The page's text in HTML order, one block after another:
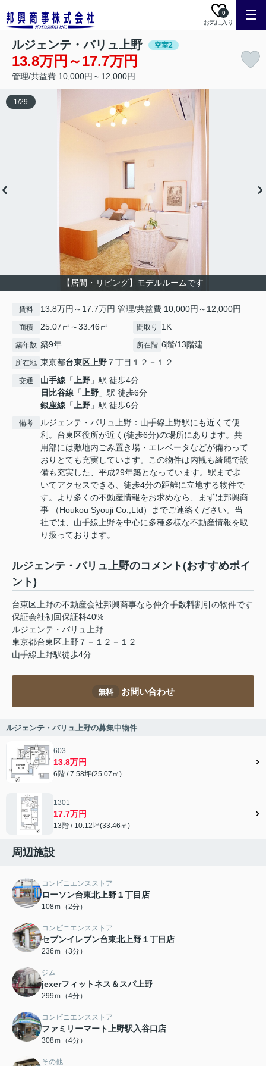
お気に入り
0
ルジェンテ・バリュ上野 空室2
13.8万円～17.7万円
管理/共益費 10,000円～12,000円
【居間・リビング】モデルルームです
1/29
賃料 13.8万円～17.7万円 管理/共益費 10,000円～12,000円
面積 25.07㎡～33.46㎡ 間取り 1K
築年数 築9年 所在階 6階/13階建
所在地 東京都台東区上野 ７丁目１２－１２
交通 山手線 「上野 」駅 徒歩4分
日比谷線 「上野 」駅 徒歩6分
銀座線 「上野 」駅 徒歩6分
備考
ルジェンテ・バリュ上野：山手線上野駅にも近くて便
利。台東区役所が近く(徒歩6分)の場所にあります。共
用部には敷地内ごみ置き場・エレベータなどが備わって
おりとても充実しています。この物件は内観も綺麗で設
備も充実した、平成29年築となっています。駅まで歩
いてアクセスできる、徒歩4分の距離に立地する物件で
す。より多くの不動産情報をお求めなら、まずは邦興商
事 （Houkou Syouji Co.,Ltd）までご連絡ください。当
社では、山手線上野を中心に多種多様な不動産情報を取
り扱っております。
ルジェンテ・バリュ上野のコメント(おすすめポイ
ント)
台東区上野の不動産会社邦興商事なら仲介手数料割引の物件です
保証会社初回保証料40%
ルジェンテ・バリュ上野
東京都台東区上野７－１２－１２
山手線上野駅徒歩4分
無料 お問い合わせ
ルジェンテ・バリュ上野の募集中物件
603
13.8万円
6階 / 7.58坪(25.07㎡)
1301
17.7万円
13階 / 10.12坪(33.46㎡)
周辺施設
コンビニエンスストア
ローソン台東北上野１丁目店
108ｍ（2分）
コンビニエンスストア
セブンイレブン台東北上野１丁目店
236ｍ（3分）
ジム
jexerフィットネス＆スパ上野
299ｍ（4分）
コンビニエンスストア
ファミリーマート上野駅入谷口店
308ｍ（4分）
その他